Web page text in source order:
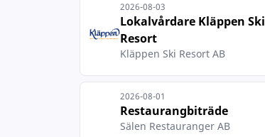
2026-08-03
Lokalvårdare Kläppen Ski
Resort
Kläppen Ski Resort AB
2026-08-01
Restaurangbiträde
Sälen Restauranger AB